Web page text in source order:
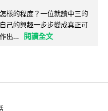
樣的程度？一位就讀中三的
己的興趣一步步變成真正可
出...
閱讀全文